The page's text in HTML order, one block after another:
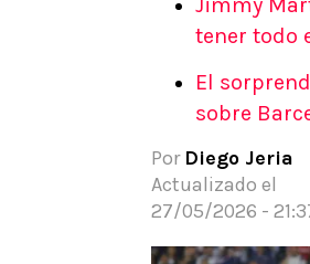
Pronósticos
Apuesta del día
Apuestas Mundial 2026
tener todo
El
sobre
Por Diego Jeria
Actualizado el
27/05/2026 -